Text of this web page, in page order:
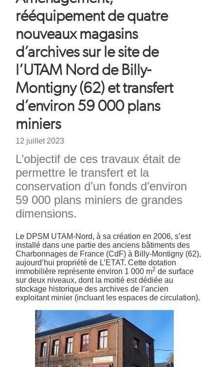
d'Ariane
rééquipement de quatre
nouveaux magasins
d’archives sur le site de
l’UTAM Nord de Billy-
Montigny (62) et transfert
d’environ 59 000 plans
miniers
Date
12 juillet 2023
Chapeau
L’objectif de ces travaux était de
permettre le transfert et la
conservation d’un fonds d’environ
59 000 plans miniers de grandes
dimensions.
Texte
Le DPSM UTAM-Nord, à sa création en 2006, s’est
installé dans une partie des anciens bâtiments des
Charbonnages de France (CdF) à Billy-Montigny (62),
aujourd’hui propriété de L’ETAT. Cette dotation
immobilière représente environ 1 000 m2 de surface
sur deux niveaux, dont la moitié est dédiée au
stockage historique des archives de l’ancien
exploitant minier (incluant les espaces de circulation).